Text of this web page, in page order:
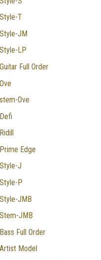
T
JM
LP
Full Order
Ove
Edge
J
P
JMB
JMB
Full Order
Model